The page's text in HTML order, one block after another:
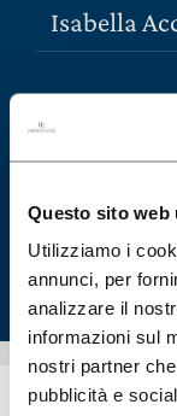
Questo sito web
Utilizziamo i
annunci, per
analizzare il
informazioni sul
nostri partner
pubblicità e
Isabella